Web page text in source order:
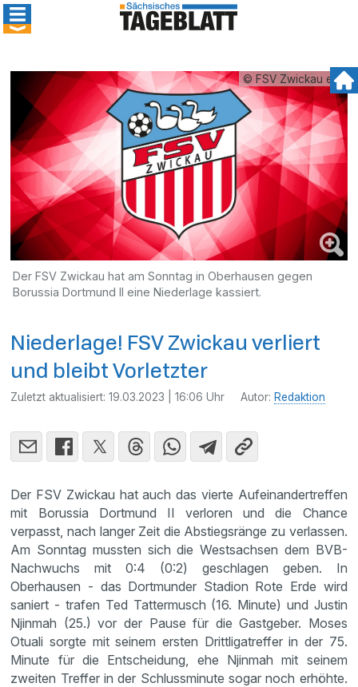
© FSV Zwickau e.V.
Der FSV Zwickau hat am Sonntag in Oberhausen gegen
Borussia Dortmund II eine Niederlage kassiert.
Niederlage! FSV Zwickau verliert
und bleibt Vorletzter
Zuletzt aktualisiert:19.03.2023 | 16:06 Uhr Autor: Redaktion
Der FSV Zwickau hat auch das vierte Aufeinandertreffen
mit Borussia Dortmund II verloren und die Chance
verpasst, nach langer Zeit die Abstiegsränge zu verlassen.
Am Sonntag mussten sich die Westsachsen dem BVB-
Nachwuchs mit 0:4 (0:2) geschlagen geben. In
Oberhausen - das Dortmunder Stadion Rote Erde wird
saniert - trafen Ted Tattermusch (16. Minute) und Justin
Njinmah (25.) vor der Pause für die Gastgeber. Moses
Otuali sorgte mit seinem ersten Drittligatreffer in der 75.
Minute für die Entscheidung, ehe Njinmah mit seinem
zweiten Treffer in der Schlussminute sogar noch erhöhte.